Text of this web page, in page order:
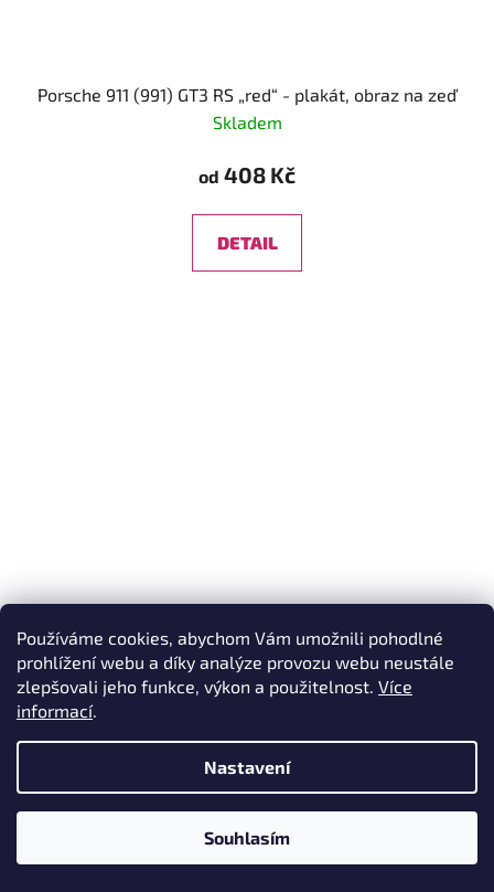
Používáme cookies, abychom Vám umožnili pohodlné
prohlížení webu a díky analýze provozu webu neustále
zlepšovali jeho funkce, výkon a použitelnost. Více
informací.
Nastavení
Souhlasím
Porsche 911 (991) GT3 RS „red“ - plakát, obraz na zeď
Skladem
od 408 Kč
DETAIL
Porsche 911 (992) „Front“ - plakát, obraz na zeď
od408 Kč